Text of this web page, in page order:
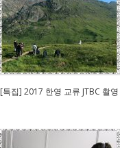
[특집] 2017 한영 교류 JTBC 촬영